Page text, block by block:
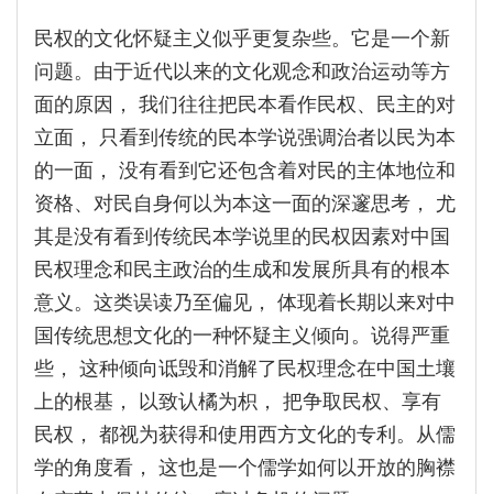
民权的文化怀疑主义似乎更复杂些。它是一个新
问题。由于近代以来的文化观念和政治运动等方
面的原因， 我们往往把民本看作民权、民主的对
立面， 只看到传统的民本学说强调治者以民为本
的一面， 没有看到它还包含着对民的主体地位和
资格、对民自身何以为本这一面的深邃思考， 尤
其是没有看到传统民本学说里的民权因素对中国
民权理念和民主政治的生成和发展所具有的根本
意义。这类误读乃至偏见， 体现着长期以来对中
国传统思想文化的一种怀疑主义倾向。说得严重
些， 这种倾向诋毁和消解了民权理念在中国土壤
上的根基， 以致认橘为枳， 把争取民权、享有
民权， 都视为获得和使用西方文化的专利。从儒
学的角度看， 这也是一个儒学如何以开放的胸襟